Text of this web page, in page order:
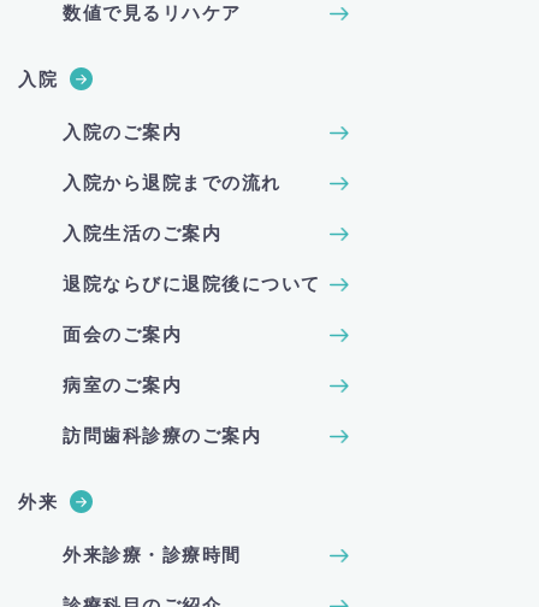
数値で見るリハケア
入院
入院のご案内
入院から退院までの流れ
入院生活のご案内
退院ならびに退院後について
面会のご案内
病室のご案内
訪問歯科診療のご案内
外来
外来診療・診療時間